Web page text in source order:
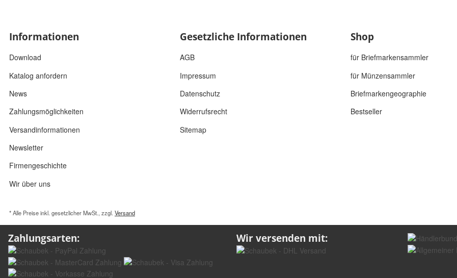
Informationen
Download
Katalog anfordern
News
Zahlungsmöglichkeiten
Versandinformationen
Newsletter
Firmengeschichte
Wir über uns
Gesetzliche Informationen
AGB
Impressum
Datenschutz
Widerrufsrecht
Sitemap
Shop
für Briefmarkensammler
für Münzensammler
Briefmarkengeographie
Bestseller
* Alle Preise inkl. gesetzlicher MwSt., zzgl. Versand
Zahlungsarten: Wir versenden mit: